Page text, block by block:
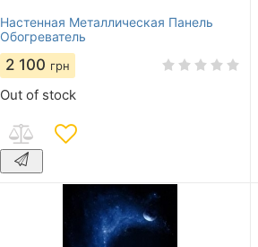
Настенная Металлическая Панель
Обогреватель
2 100 грн
Out of stock